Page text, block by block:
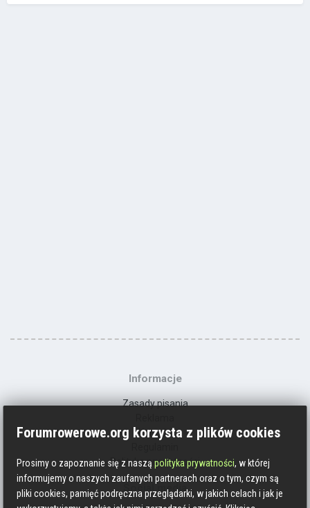
Informacje
Zasady pisania
Kontakt
Polityka prywatności
Social media
Forumrowerowe.org korzysta z plików cookies
Prosimy o zapoznanie się z nasząpolityka prywatności, w której
informujemy o naszych zaufanych partnerach oraz o tym, czym są
pliki cookies, pamięć podręczna przeglądarki, w jakich celach i jak je